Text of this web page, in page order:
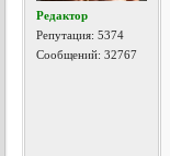
Редактор
Репутация:5374
Сообщений: 32767